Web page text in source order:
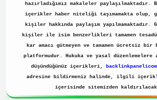
hazırladığımız makaleler paylaşılmaktadır.
içerikler haber niteliği taşımamakta olup,
kişiler hakkında paylaşım yapılmamaktadır.
kişiler ile isim benzerlikleri tamamen
kar amacı gütmeyen ve tamamen ücretsiz
platformudur. Hukuka ve yasal düzenlemelere
düşündüğünüz içerikleri,
adresine bildirmeniz halinde, ilgili
içerisinde sitemizden